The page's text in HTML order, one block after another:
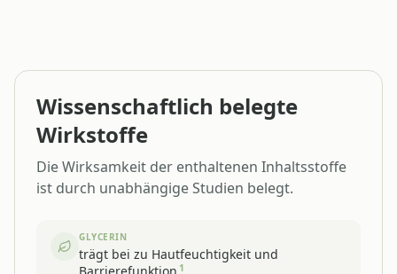
Wissenschaftlich belegte
Wirkstoffe
Die Wirksamkeit der enthaltenen Inhaltsstoffe
ist durch unabhängige Studien belegt.
GLYCERIN
trägt bei zu Hautfeuchtigkeit und
1